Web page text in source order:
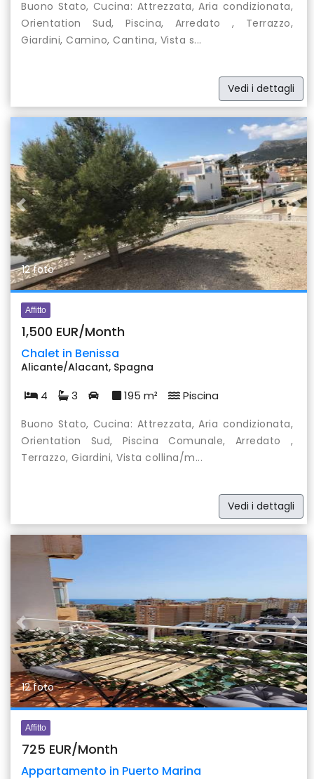
Buono Stato, Cucina: Attrezzata, Aria condizionata,
Orientation Sud, Piscina, Arredato , Terrazzo,
Giardini, Camino, Cantina, Vista s...
Vedi i dettagli
Previous
12 foto
Affitto
1,500 EUR/Month
Chalet in Benissa
Alicante/Alacant, Spagna
4 3 195 m² Piscina
Buono Stato, Cucina: Attrezzata, Aria condizionata,
Orientation Sud, Piscina Comunale, Arredato ,
Terrazzo, Giardini, Vista collina/m...
Vedi i dettagli
Previous
12 foto
Affitto
725 EUR/Month
Appartamento in Puerto Marina